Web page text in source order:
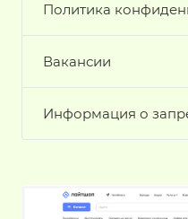
Политика
Вакансии
Информация о